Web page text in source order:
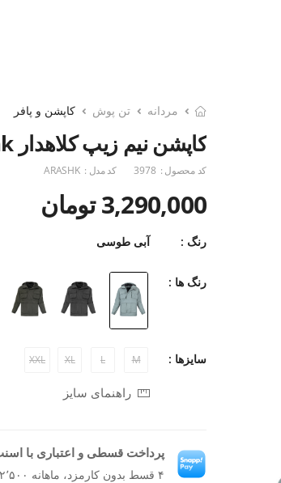
مردانه تن پوش کاپشن و پافر
کاپشن نیم زیپ کلاهدار Arashk
کد محصول : 3978 کد مدل : ARASHK
3,290,000 تومان
رنگ : آبی طوسی
رنگ ها :
سایزها : M
L
XL
XXL
راهنمای سایز
پرداخت قسطی و اعتباری با
۴ قسط بدون کارمزد، ماهانه ۸۲۲٬۵۰۰ تومان